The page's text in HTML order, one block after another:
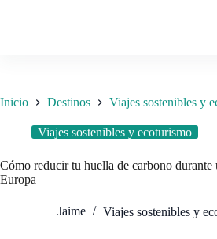
Inicio Destinos Viajes sostenibles y
Viajes sostenibles y ecoturismo
Cómo reducir tu huella de carbono durante
Europa
Jaime Viajes sostenibles y